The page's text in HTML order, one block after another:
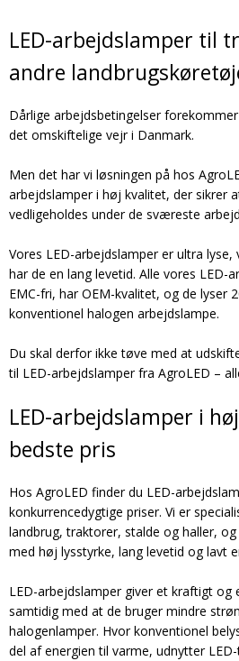
LED-arbejdslamper til
andre
Dårlige arbejdsbetingelser
det omskiftelige vejr i Danmark.
Men det har vi løsningen på hos
arbejdslamper i høj kvalitet, der sikrer
vedligeholdes under de sværeste
Vores LED-arbejdslamper er ultra lyse,
har de en lang levetid. Alle vores LED-
EMC-fri, har OEM-kvalitet, og de lyser
konventionel halogen arbejdslampe.
Du skal derfor ikke tøve med at
til LED-arbejdslamper fra AgroLED –
LED-arbejdslamper i
bedste pris
Hos AgroLED finder du LED-
konkurrencedygtige priser. Vi er
landbrug, traktorer, stalde og haller,
med høj lysstyrke, lang levetid og lavt
LED-arbejdslamper giver et kraftigt og
samtidig med at de bruger mindre
halogenlamper. Hvor konventionel
del af energien til varme, udnytter